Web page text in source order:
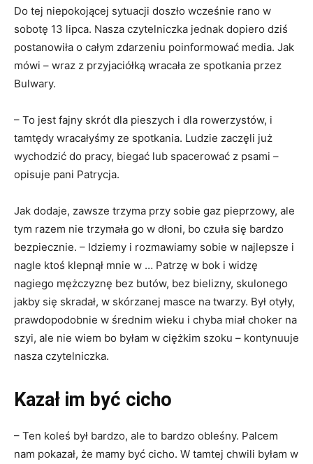
Do tej niepokojącej sytuacji doszło wcześnie rano w
sobotę 13 lipca. Nasza czytelniczka jednak dopiero dziś
postanowiła o całym zdarzeniu poinformować media. Jak
mówi – wraz z przyjaciółką wracała ze spotkania przez
Bulwary.
– To jest fajny skrót dla pieszych i dla rowerzystów, i
tamtędy wracałyśmy ze spotkania. Ludzie zaczęli już
wychodzić do pracy, biegać lub spacerować z psami –
opisuje pani Patrycja.
Jak dodaje, zawsze trzyma przy sobie gaz pieprzowy, ale
tym razem nie trzymała go w dłoni, bo czuła się bardzo
bezpiecznie. – Idziemy i rozmawiamy sobie w najlepsze i
nagle ktoś klepnął mnie w … Patrzę w bok i widzę
nagiego mężczyznę bez butów, bez bielizny, skulonego
jakby się skradał, w skórzanej masce na twarzy. Był otyły,
prawdopodobnie w średnim wieku i chyba miał choker na
szyi, ale nie wiem bo byłam w ciężkim szoku – kontynuuje
nasza czytelniczka.
Kazał im być cicho
– Ten koleś był bardzo, ale to bardzo obleśny. Palcem
nam pokazał, że mamy być cicho. W tamtej chwili byłam w